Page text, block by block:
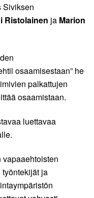
Siviksen
Ristolainen ja Marion
osaamisestaan” he
palkattujen
osaamistaan.
luettavaa
vapaaehtoisten
työntekijät ja